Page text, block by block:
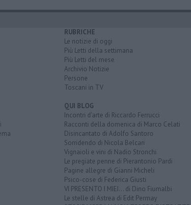
RUBRICHE
Le notizie di oggi
Più Letti della settimana
Più Letti del mese
Archivio Notizie
Persone
Toscani in TV
QUI BLOG
Incontri d'arte di Riccardo Ferrucci
Racconti della domenica di Marco Celati
Disincantato di Adolfo Santoro
Sorridendo di Nicola Belcari
Vignaioli e vini di Nadio Stronchi
Le pregiate penne di Pierantonio Pardi
Pagine allegre di Gianni Micheli
Psico-cose di Federica Giusti
VI PRESENTO I MIEI... di Dino Fiumalbi
Le stelle di Astrea di Edit Permay